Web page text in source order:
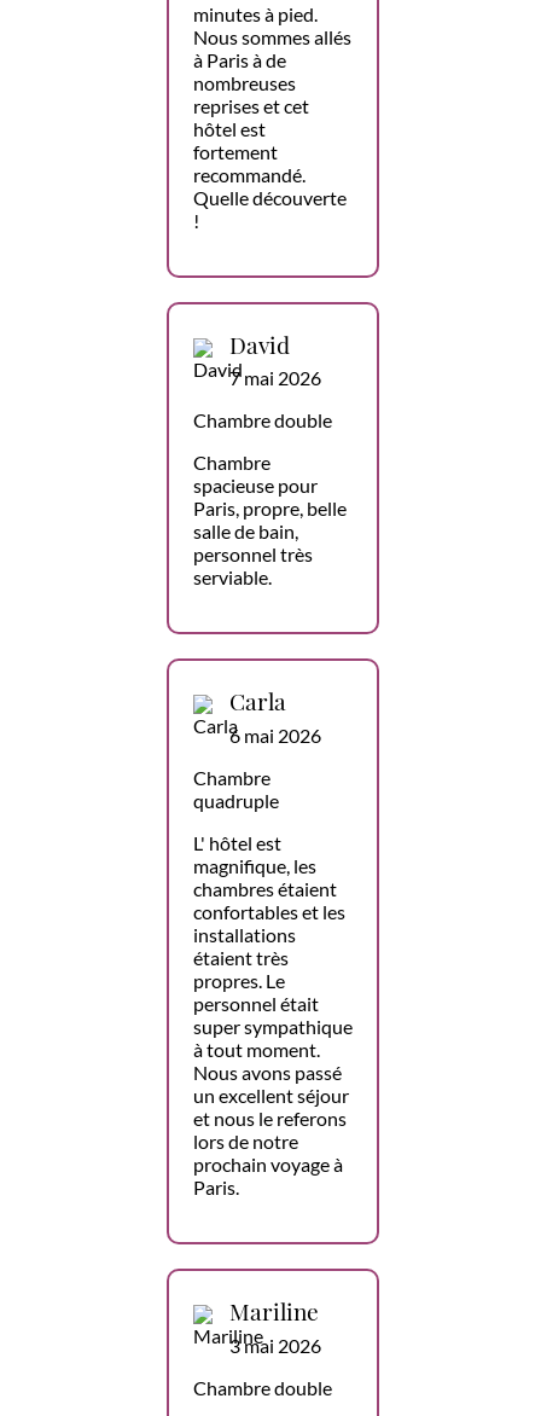
minutes à pied.
Nous sommes allés
à Paris à de
nombreuses
reprises et cet
hôtel est
fortement
recommandé.
Quelle découverte
!
David
7 mai 2026
Chambre double
Chambre
spacieuse pour
Paris, propre, belle
salle de bain,
personnel très
serviable.
Carla
6 mai 2026
Chambre
quadruple
L' hôtel est
magnifique, les
chambres étaient
confortables et les
installations
étaient très
propres. Le
personnel était
super sympathique
à tout moment.
Nous avons passé
un excellent séjour
et nous le referons
lors de notre
prochain voyage à
Paris.
Mariline
3 mai 2026
Chambre double